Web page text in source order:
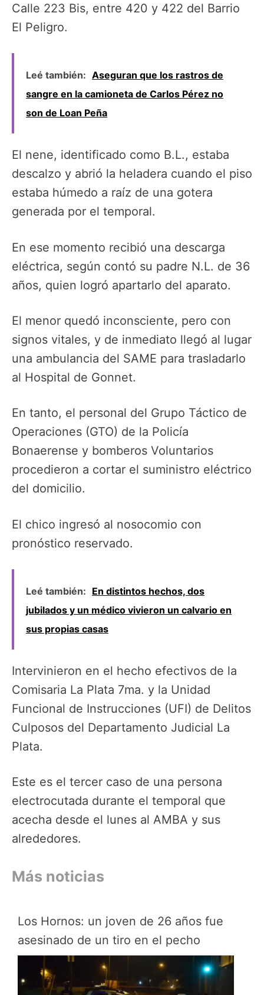
Calle 223 Bis, entre 420 y 422 del Barrio
El Peligro.
Leé también: Aseguran que los rastros de
sangre en la camioneta de Carlos Pérez no
son de Loan Peña
El nene, identificado como B.L., estaba
descalzo y abrió la heladera cuando el piso
estaba húmedo a raíz de una gotera
generada por el temporal.
En ese momento recibió una descarga
eléctrica, según contó su padre N.L. de 36
años, quien logró apartarlo del aparato.
El menor quedó inconsciente, pero con
signos vitales, y de inmediato llegó al lugar
una ambulancia del SAME para trasladarlo
al Hospital de Gonnet.
En tanto, el personal del Grupo Táctico de
Operaciones (GTO) de la Policía
Bonaerense y bomberos Voluntarios
procedieron a cortar el suministro eléctrico
del domicilio.
El chico ingresó al nosocomio con
pronóstico reservado.
Leé también: En distintos hechos, dos
jubilados y un médico vivieron un calvario en
sus propias casas
Intervinieron en el hecho efectivos de la
Comisaria La Plata 7ma. y la Unidad
Funcional de Instrucciones (UFI) de Delitos
Culposos del Departamento Judicial La
Plata.
Este es el tercer caso de una persona
electrocutada durante el temporal que
acecha desde el lunes al AMBA y sus
alrededores.
Más noticias
Los Hornos: un joven de 26 años fue
asesinado de un tiro en el pecho